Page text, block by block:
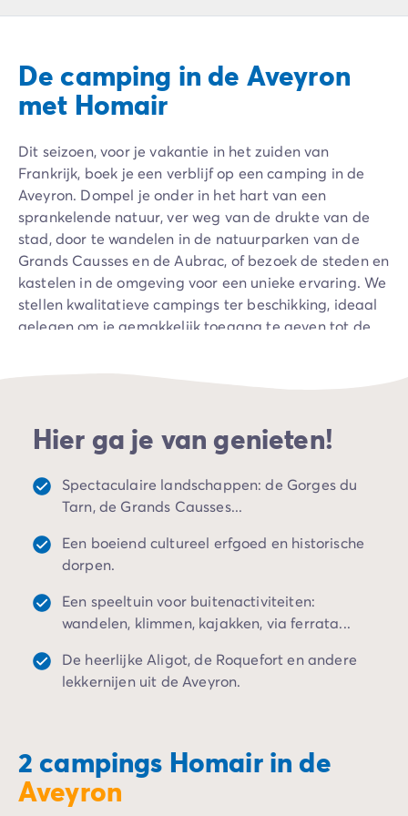
Camping Annecy
Camping Italië
Camping Emilia Romagna
Camping Rome
Camping Lombardije
Camping Gardameer
Camping Peschiera Del Garda
Camping Lago Maggiore
Camping Puglia
Camping Sardinië
Camping Toscane
Camping Florence
Camping Venetië
Camping Cantabrië
Camping San Sebastian
Camping Portugal
Camping Algarve
Camping Nederland
Camping Friesland
Camping Gelderland
Camping Arnhem
Camping Betuwe
Camping Nijmegen
Camping Veluwe
Camping Overijssel
Camping Hardenberg
Camping Twente
De camping in de Aveyron
met Homair
Dit seizoen, voor je vakantie in het zuiden van
Frankrijk, boek je een verblijf op een camping in de
Aveyron. Dompel je onder in het hart van een
sprankelende natuur, ver weg van de drukte van de
stad, door te wandelen in de natuurparken van de
Grands Causses en de Aubrac, of bezoek de steden en
kastelen in de omgeving voor een unieke ervaring. We
stellen kwalitatieve campings ter beschikking, ideaal
gelegen om je gemakkelijk toegang te geven tot de
niet langer en reserveer nu je stacaravan op een
camping in de Aveyron, en geniet van een
vrienden in een bevoorrechte omgeving.
Hier ga je van genieten!
Spectaculaire landschappen: de Gorges du
Tarn, de Grands Causses...
Een boeiend cultureel erfgoed en historische
dorpen.
Een speeltuin voor buitenactiviteiten:
wandelen, klimmen, kajakken, via ferrata...
De heerlijke Aligot, de Roquefort en andere
lekkernijen uit de Aveyron.
2 campings Homair in de
Aveyron